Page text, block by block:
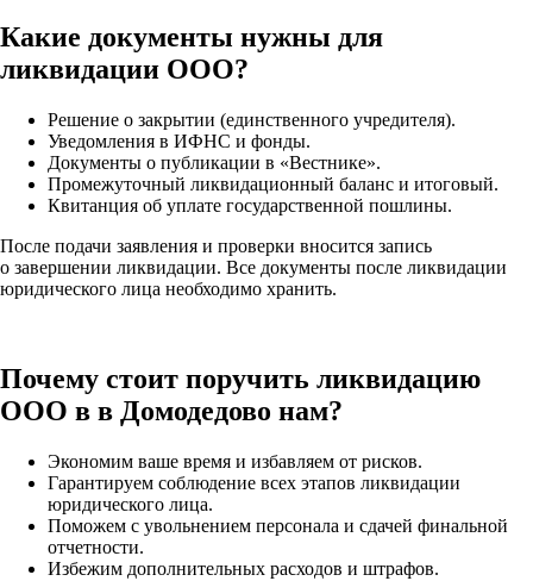
Какие документы нужны для
ликвидации ООО?
Решение о закрытии (единственного учредителя).
Уведомления в ИФНС и фонды.
Документы о публикации в «Вестнике».
Промежуточный ликвидационный баланс и итоговый.
Квитанция об уплате государственной пошлины.
После подачи заявления и проверки вносится запись
о завершении ликвидации. Все документы после ликвидации
юридического лица необходимо хранить.
Почему стоит поручить ликвидацию
ООО в в Домодедово нам?
Экономим ваше время и избавляем от рисков.
Гарантируем соблюдение всех этапов ликвидации
юридического лица.
Поможем с увольнением персонала и сдачей финальной
отчетности.
Избежим дополнительных расходов и штрафов.